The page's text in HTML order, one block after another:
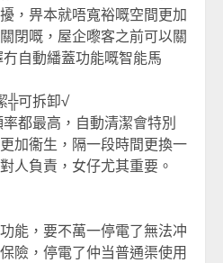
，畀本就唔寬裕嘅空間更加
閉嘅，屋企嚟客之前可以關
自動繙蓋功能嘅智能馬
╬可拆卸√
都最高，自動清潔會特別
加衞生，隔一段時間更換一
人負責，女仔尤其重要。
能，要不萬一停電了無法冲
險，停電了仲当普通渠使用